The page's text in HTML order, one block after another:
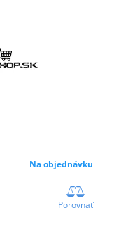
Na objednávku
Porovnať